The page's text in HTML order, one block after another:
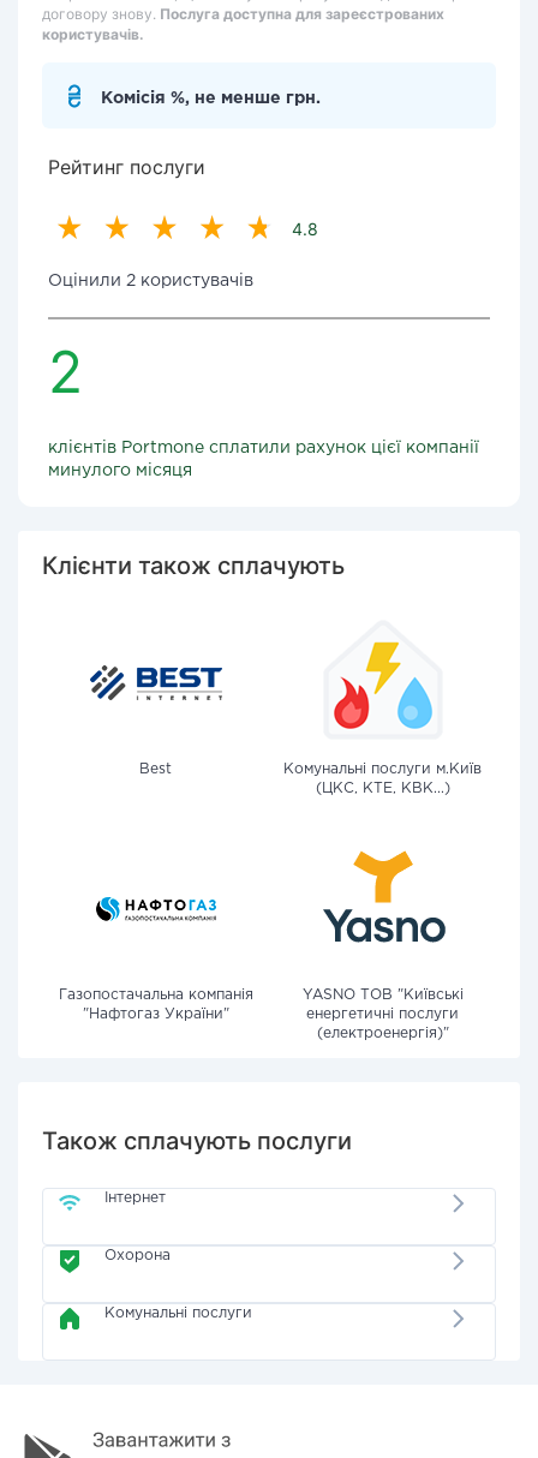
договору знову. Послуга доступна для зареєстрованих
користувачів.
Комісія %, не менше грн.
Рейтинг послуги
4.8
Оцінили 2 користувачів
2
клієнтів Portmone сплатили рахунок цієї компанії
минулого місяця
Клієнти також сплачують
Best
Комунальні послуги м.Київ
(ЦКС, КТЕ, КВК...)
Газопостачальна компанія
"Нафтогаз України"
YASNO ТОВ "Київські
енергетичні послуги
(електроенергія)"
Також сплачують послуги
Інтернет
Охорона
Комунальні послуги